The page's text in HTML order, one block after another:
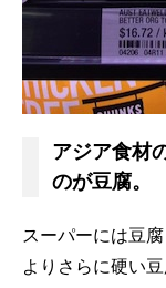
アジア食材
のが豆腐。
スーパーには豆
よりさらに硬い